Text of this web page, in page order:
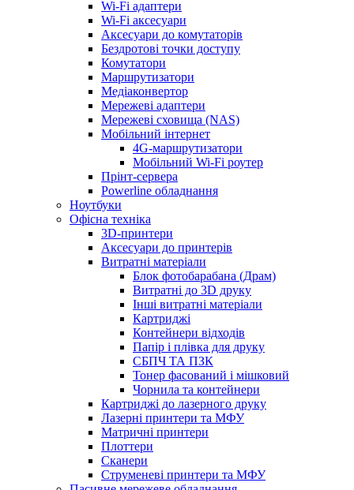
Wi-Fi адаптери
Wi-Fi аксесуари
Аксесуари до комутаторів
Бездротові точки доступу
Комутатори
Маршрутизатори
Медіаконвертор
Мережеві адаптери
Мережеві сховища (NAS)
Мобільний інтернет
4G-маршрутизатори
Мобільний Wi-Fi роутер
Прінт-сервера
Рowerline обладнання
Ноутбуки
Офісна техніка
3D-принтери
Аксесуари до принтерів
Витратні матеріали
Блок фотобарабана (Драм)
Витратні до 3D друку
Інші витратні матеріали
Картриджі
Контейнери відходів
Папір і плівка для друку
СБПЧ ТА ПЗК
Тонер фасований і мішковий
Чорнила та контейнери
Картриджі до лазерного друку
Лазерні принтери та МФУ
Матричні принтери
Плоттери
Сканери
Струменеві принтери та МФУ